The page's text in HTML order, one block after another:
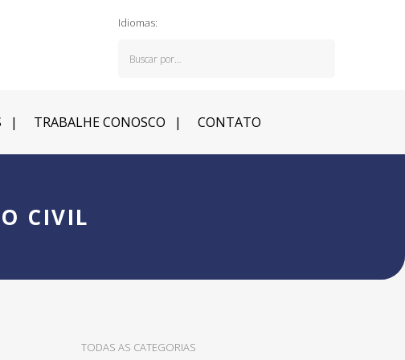
Idiomas:
TRABALHE CONOSCO CONTATO
CIVIL